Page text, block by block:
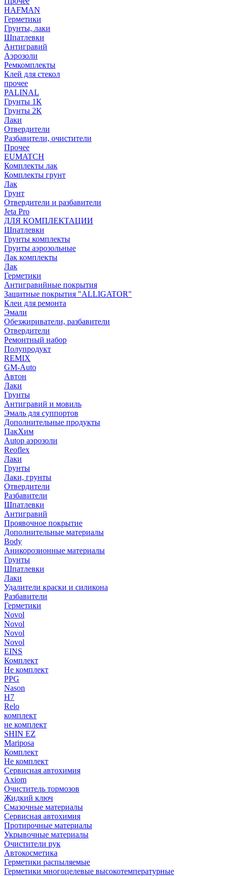
HAFMAN
Герметики
Грунты, лаки
Шпатлевки
Антигравий
Аэрозоли
Ремкомплекты
Клей для стекол
прочее
PALINAL
Грунты 1К
Грунты 2К
Лаки
Отвердители
Разбавители, очистители
Прочее
EUMATCH
Комплекты лак
Комплекты грунт
Лак
Грунт
Отвердители и разбавители
Jeta Pro
ДЛЯ КОМПЛЕКТАЦИИ
Шпатлевки
Грунты комплекты
Грунты аэрозольные
Лак комплекты
Лак
Герметики
Антигравийные покрытия
Защитные покрытия "ALLIGATOR"
Клеи для ремонта
Эмали
Обезжириватели, разбавители
Отвердители
Ремонтный набор
Полупродукт
REMIX
GM-Auto
Автон
Лаки
Грунты
Антигравий и мовиль
Эмаль для суппортов
Дополнительные продукты
ПакХим
Autop аэрозоли
Reoflex
Лаки
Грунты
Лаки, грунты
Отвердители
Разбавители
Шпатлевки
Антигравий
Проявочное покрытие
Дополнительные материалы
Body
Аникорозионные материалы
Грунты
Шпатлевки
Лаки
Удалители краски и силикона
Разбавители
Герметики
Novol
Novol
Novol
Novol
EINS
Комплект
Не комплект
PPG
Nason
H7
Relo
комплект
не комплект
SHIN EZ
Mariposa
Комплект
Не комплект
Сервисная автохимия
Axiom
Очиститель тормозов
Жидкий ключ
Смазочные материалы
Сервисная автохимия
Протирочные материалы
Укрывочные материалы
Очистители рук
Автокосметика
Герметики распыляемые
Герметики многоцелевые высокотемпературные